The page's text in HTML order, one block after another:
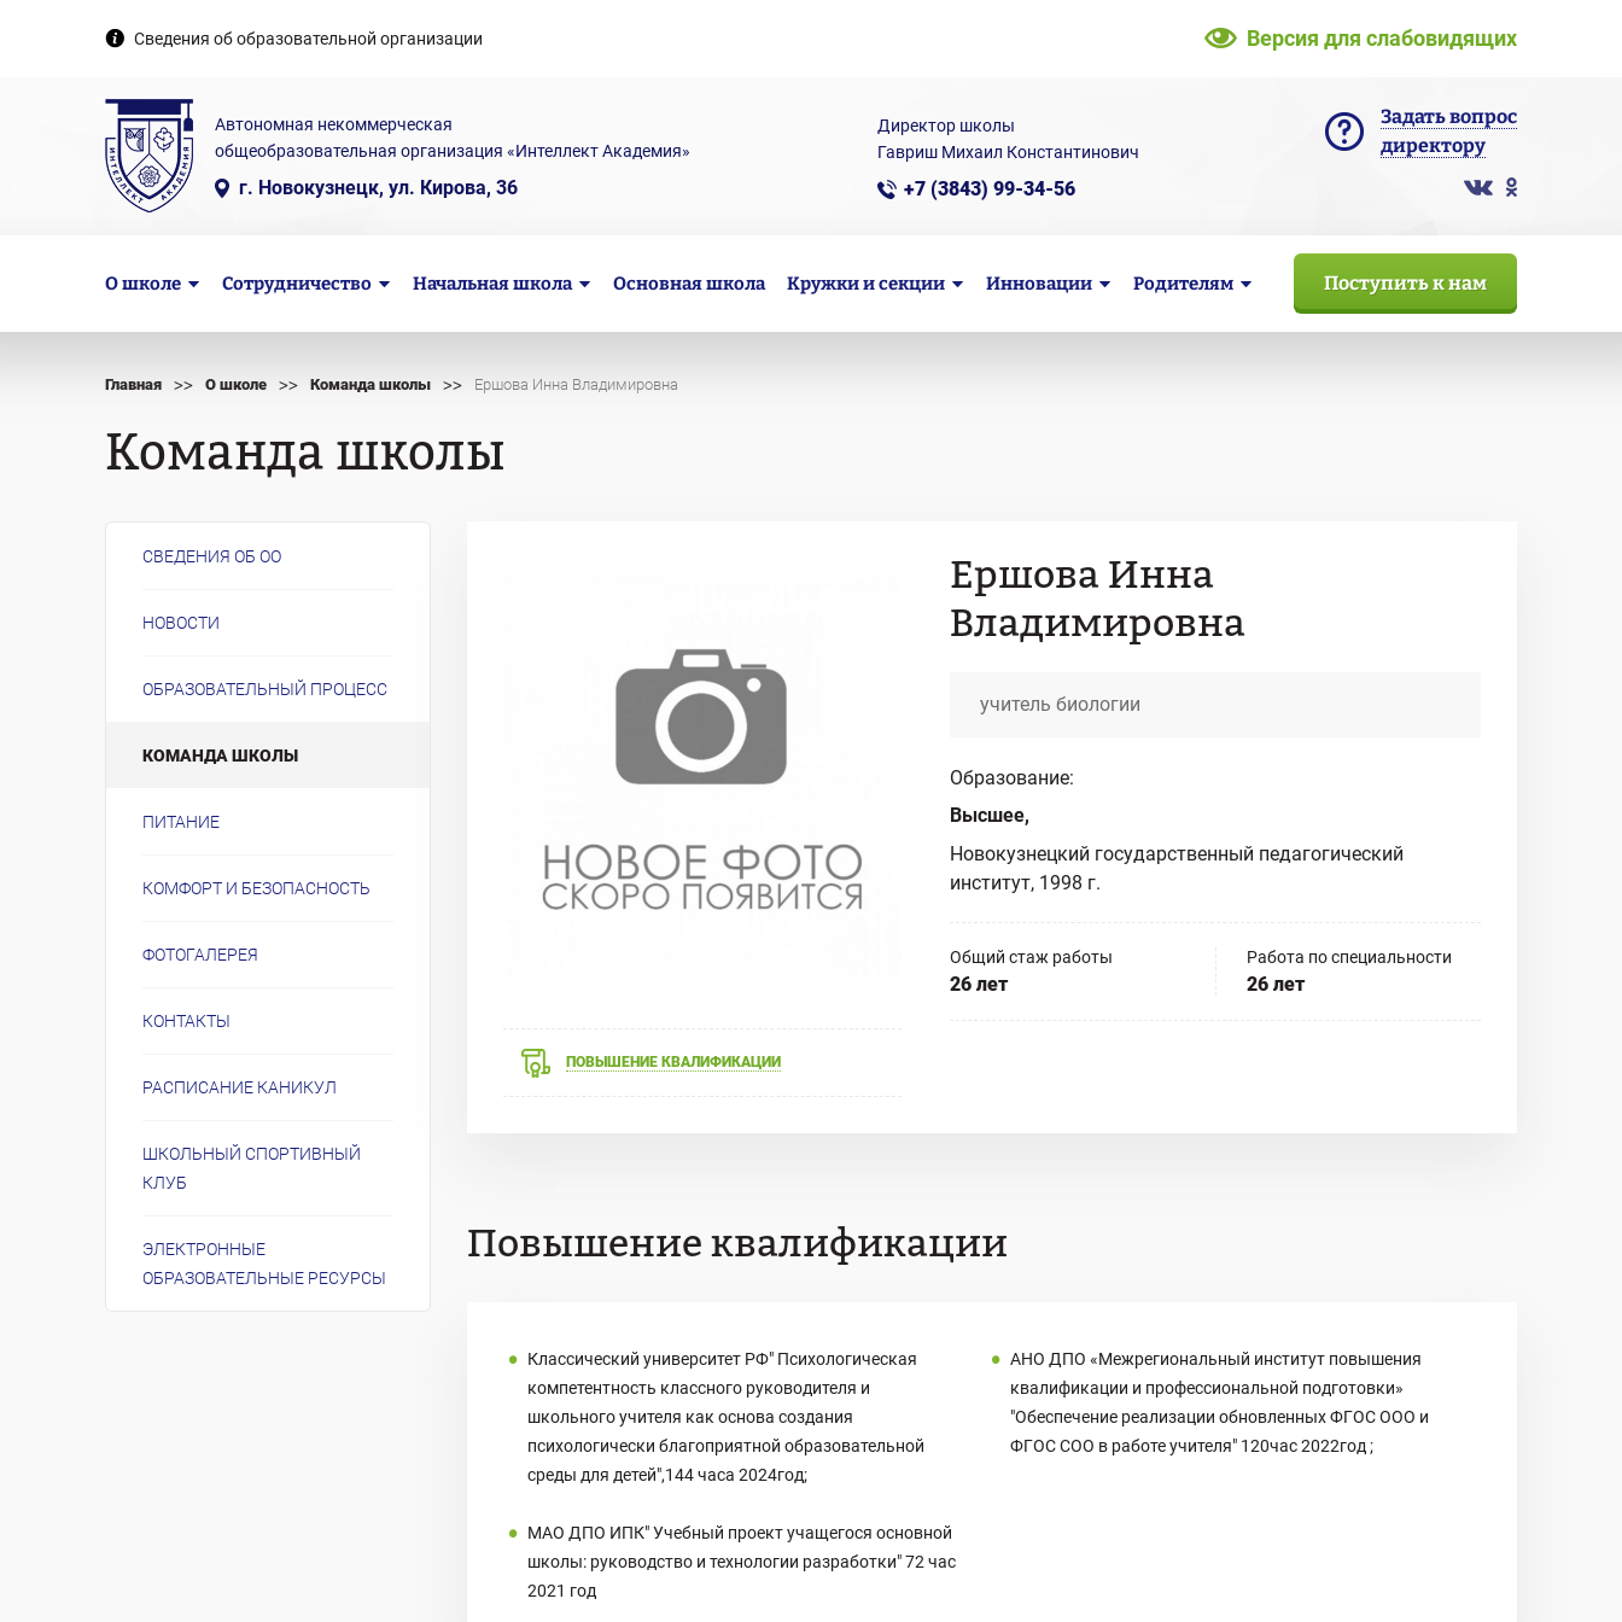
Сведения об образовательной организации Версия для слабовидящих
Автономная некоммерческая
общеобразовательная организация «Интеллект Академия»
г. Новокузнецк, ул. Кирова, 36
Директор школы
Гавриш Михаил Константинович
+7 (3843) 99-34-56
Задать вопрос
директору
О школе Сотрудничество Начальная школа Основная школа Кружки и секции Инновации Родителям Поступить к нам
Главная >> О школе >> Команда школы >> Ершова Инна Владимировна
Команда школы
СВЕДЕНИЯ ОБ ОО
НОВОСТИ
ОБРАЗОВАТЕЛЬНЫЙ ПРОЦЕСС
КОМАНДА ШКОЛЫ
ПИТАНИЕ
КОМФОРТ И БЕЗОПАСНОСТЬ
ФОТОГАЛЕРЕЯ
КОНТАКТЫ
РАСПИСАНИЕ КАНИКУЛ
ШКОЛЬНЫЙ СПОРТИВНЫЙ
КЛУБ
ЭЛЕКТРОННЫЕ
ОБРАЗОВАТЕЛЬНЫЕ РЕСУРСЫ
ПОВЫШЕНИЕ КВАЛИФИКАЦИИ
Ершова Инна
Владимировна
учитель биологии
Образование:
Высшее,
Новокузнецкий государственный педагогический
институт, 1998 г.
Общий стаж работы
26 лет
Работа по специальности
26 лет
Повышение квалификации
Классический университет РФ" Психологическая
компетентность классного руководителя и
школьного учителя как основа создания
психологически благоприятной образовательной
среды для детей",144 часа 2024год;
АНО ДПО «Межрегиональный институт повышения
квалификации и профессиональной подготовки»
"Обеспечение реализации обновленных ФГОС ООО и
ФГОС СОО в работе учителя" 120час 2022год ;
МАО ДПО ИПК" Учебный проект учащегося основной
школы: руководство и технологии разработки" 72 час
2021 год